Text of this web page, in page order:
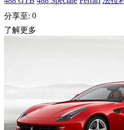
分享至: 0
了解更多